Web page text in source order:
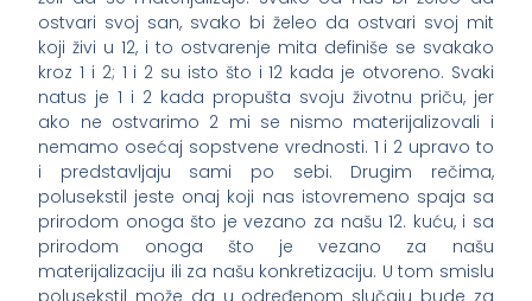
ostvari svoj san, svako bi želeo da ostvari svoj mit
koji živi u 12, i to ostvarenje mita definiše se svakako
kroz 1 i 2; 1 i 2 su isto što i 12 kada je otvoreno. Svaki
natus je 1 i 2 kada propušta svoju životnu priču, jer
ako ne ostvarimo 2 mi se nismo materijalizovali i
nemamo osećaj sopstvene vrednosti. 1 i 2 upravo to
i predstavljaju sami po sebi. Drugim rečima,
polusekstil jeste onaj koji nas istovremeno spaja sa
prirodom onoga što je vezano za našu 12. kuću, i sa
prirodom onoga što je vezano za našu
materijalizaciju ili za našu konkretizaciju. U tom smislu